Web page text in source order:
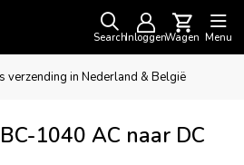
SearchInloggenWagen Menu
verzending in Nederland & België
1040 AC naar DC